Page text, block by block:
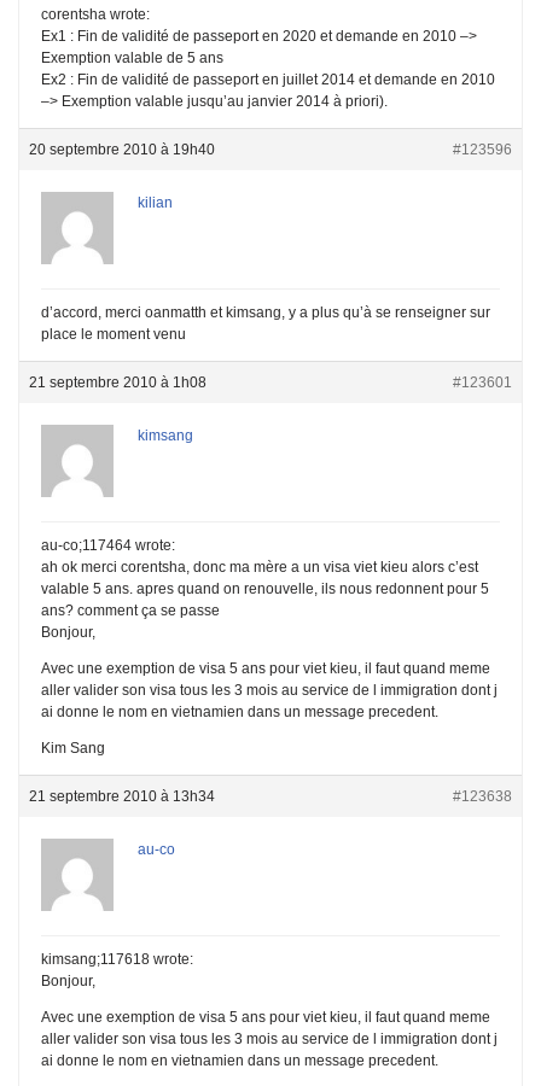
corentsha wrote:
Ex1 : Fin de validité de passeport en 2020 et demande en 2010 –>
Exemption valable de 5 ans
Ex2 : Fin de validité de passeport en juillet 2014 et demande en 2010
–> Exemption valable jusqu’au janvier 2014 à priori).
20 septembre 2010 à 19h40 #123596
kilian
d’accord, merci oanmatth et kimsang, y a plus qu’à se renseigner sur
place le moment venu
21 septembre 2010 à 1h08 #123601
kimsang
au-co;117464 wrote:
ah ok merci corentsha, donc ma mère a un visa viet kieu alors c’est
valable 5 ans. apres quand on renouvelle, ils nous redonnent pour 5
ans? comment ça se passe
Bonjour,
Avec une exemption de visa 5 ans pour viet kieu, il faut quand meme
aller valider son visa tous les 3 mois au service de l immigration dont j
ai donne le nom en vietnamien dans un message precedent.
Kim Sang
21 septembre 2010 à 13h34 #123638
au-co
kimsang;117618 wrote:
Bonjour,
Avec une exemption de visa 5 ans pour viet kieu, il faut quand meme
aller valider son visa tous les 3 mois au service de l immigration dont j
ai donne le nom en vietnamien dans un message precedent.